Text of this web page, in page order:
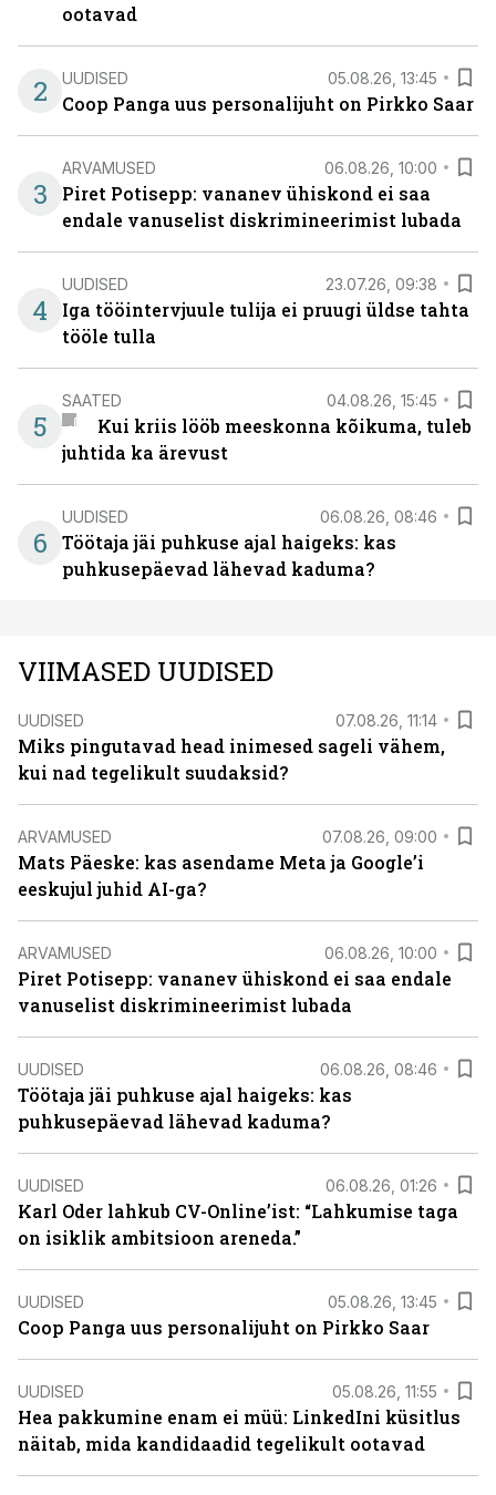
ootavad
2 UUDISED 05.08.26, 13:45
Coop Panga uus personalijuht on Pirkko Saar
3
ARVAMUSED 06.08.26, 10:00
Piret Potisepp: vananev ühiskond ei saa
endale vanuselist diskrimineerimist lubada
4
UUDISED 23.07.26, 09:38
Iga tööintervjuule tulija ei pruugi üldse tahta
tööle tulla
5
SAATED 04.08.26, 15:45
Kui kriis lööb meeskonna kõikuma, tuleb
juhtida ka ärevust
6
UUDISED 06.08.26, 08:46
Töötaja jäi puhkuse ajal haigeks: kas
puhkusepäevad lähevad kaduma?
VIIMASED UUDISED
UUDISED 07.08.26, 11:14
Miks pingutavad head inimesed sageli vähem,
kui nad tegelikult suudaksid?
ARVAMUSED 07.08.26, 09:00
Mats Päeske: kas asendame Meta ja Google’i
eeskujul juhid AI-ga?
ARVAMUSED 06.08.26, 10:00
Piret Potisepp: vananev ühiskond ei saa endale
vanuselist diskrimineerimist lubada
UUDISED 06.08.26, 08:46
Töötaja jäi puhkuse ajal haigeks: kas
puhkusepäevad lähevad kaduma?
UUDISED 06.08.26, 01:26
Karl Oder lahkub CV-Online’ist: “Lahkumise taga
on isiklik ambitsioon areneda.”
UUDISED 05.08.26, 13:45
Coop Panga uus personalijuht on Pirkko Saar
UUDISED 05.08.26, 11:55
Hea pakkumine enam ei müü: LinkedIni küsitlus
näitab, mida kandidaadid tegelikult ootavad